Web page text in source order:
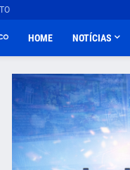
HOME NOTÍCIAS